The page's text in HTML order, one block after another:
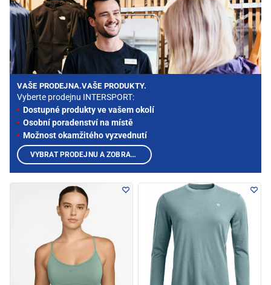
VAŠE PRODEJNA.VAŠE PRODUKTY.
Vyberte prodejnu INTERSPORT:
Dostupné produkty ve vašem okolí
Osobní poradenství na místě
Možnost okamžitého vyzvednutí
VYBRAT PRODEJNU A ZOBRAZIT PRODUKTY